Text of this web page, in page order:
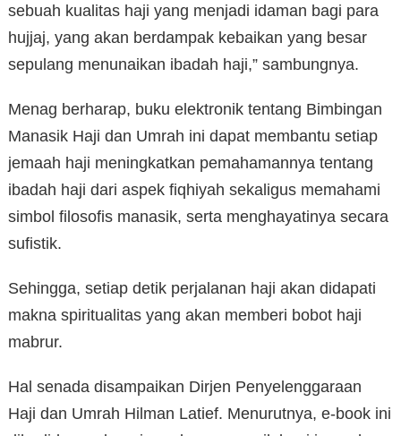
sebuah kualitas haji yang menjadi idaman bagi para
hujjaj, yang akan berdampak kebaikan yang besar
sepulang menunaikan ibadah haji,” sambungnya.
Menag berharap, buku elektronik tentang Bimbingan
Manasik Haji dan Umrah ini dapat membantu setiap
jemaah haji meningkatkan pemahamannya tentang
ibadah haji dari aspek fiqhiyah sekaligus memahami
simbol filosofis manasik, serta menghayatinya secara
sufistik.
Sehingga, setiap detik perjalanan haji akan didapati
makna spiritualitas yang akan memberi bobot haji
mabrur.
Hal senada disampaikan Dirjen Penyelenggaraan
Haji dan Umrah Hilman Latief. Menurutnya, e-book ini